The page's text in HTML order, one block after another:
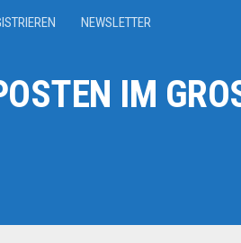
NEWSLETTER
IM